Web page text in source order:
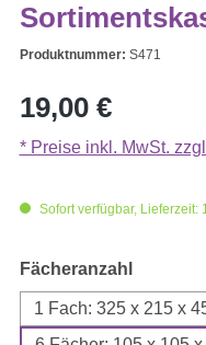
Produktnummer: S471
Regulärer Preis:
19,00 €
* Preise inkl. MwSt.
Sofort verfügbar, Lieferzeit:
Fächeranzahl
1 Fach: 325 x 215 x